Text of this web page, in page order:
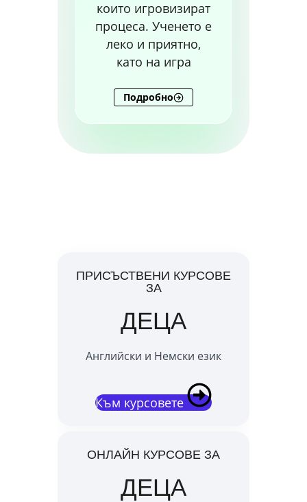
които игровизират
процеса. Ученето е
леко и приятно,
като на игра
Подробно
ПРИСЪСТВЕНИ КУРСОВЕ
ЗА
ДЕЦА
Английски и Немски език
Към курсовете
ОНЛАЙН КУРСОВЕ ЗА
ДЕЦА